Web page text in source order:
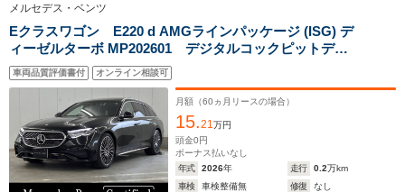
サイズ
(全長x全幅x全高)
全幅
1.82m
全長
4.76m～4.79m
ホイールベース
-m
全幅
4.96m
メルセデス・ベンツ
Eクラスワゴン E220 d AMGラインパッケージ (ISG) デ
ィーゼルターボ MP202601 デジタルコックピットディ
スプレイ/ヘッドアップディスプレイ/パノラミックスライ
ディングルーフ/アンビエントライト64色/ブルメスターサ
ウンドシステム/メモリー付きパワーシート/シートヒータ
ー/Bluetooth接続
車両品質評価書付 オンライン相談可
月額（60 ヵ月リースの場合）
15.21 万円
頭金0円
ボーナス払いなし
年式
2026年 走行 0.2万km
車検
車検整備無 修復
なし